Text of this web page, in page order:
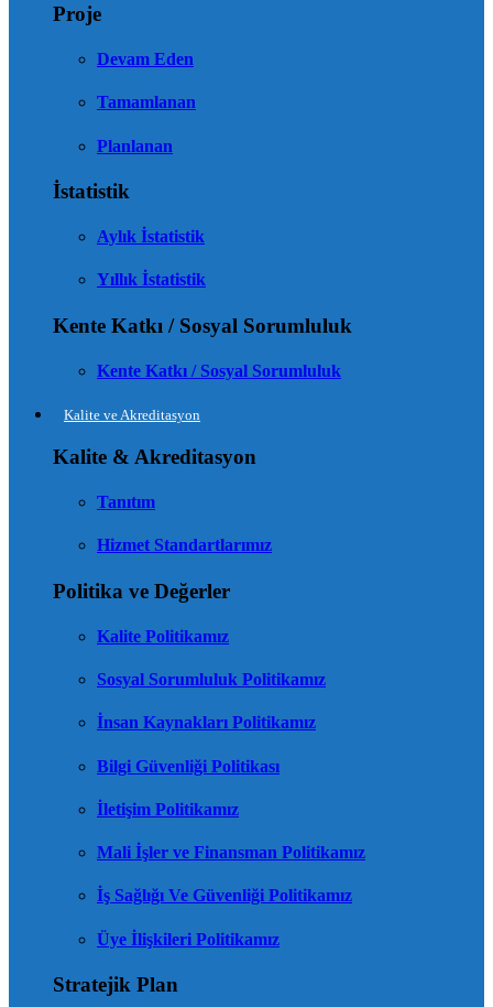
Proje
Devam Eden
Tamamlanan
Planlanan
İstatistik
Aylık İstatistik
Yıllık İstatistik
Kente Katkı / Sosyal Sorumluluk
Kente Katkı / Sosyal Sorumluluk
Kalite ve Akreditasyon
Kalite & Akreditasyon
Tanıtım
Hizmet Standartlarımız
Politika ve Değerler
Kalite Politikamız
Sosyal Sorumluluk Politikamız
İnsan Kaynakları Politikamız
Bilgi Güvenliği Politikası
İletişim Politikamız
Mali İşler ve Finansman Politikamız
İş Sağlığı Ve Güvenliği Politikamız
Üye İlişkileri Politikamız
Stratejik Plan